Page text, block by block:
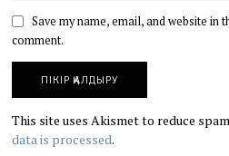
Save my name, email, and website
comment.
This site uses Akismet to reduce
data is processed.